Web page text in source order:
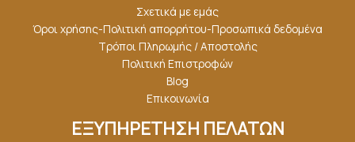
Σχετικά με εμάς
Όροι χρήσης-Πολιτική απορρήτου-Προσωπικά δεδομένα
Τρόποι Πληρωμής / Αποστολής
Πολιτική Επιστροφών
Blog
Επικοινωνία
ΕΞΥΠΗΡΕΤΗΣΗ ΠΕΛΑΤΩΝ